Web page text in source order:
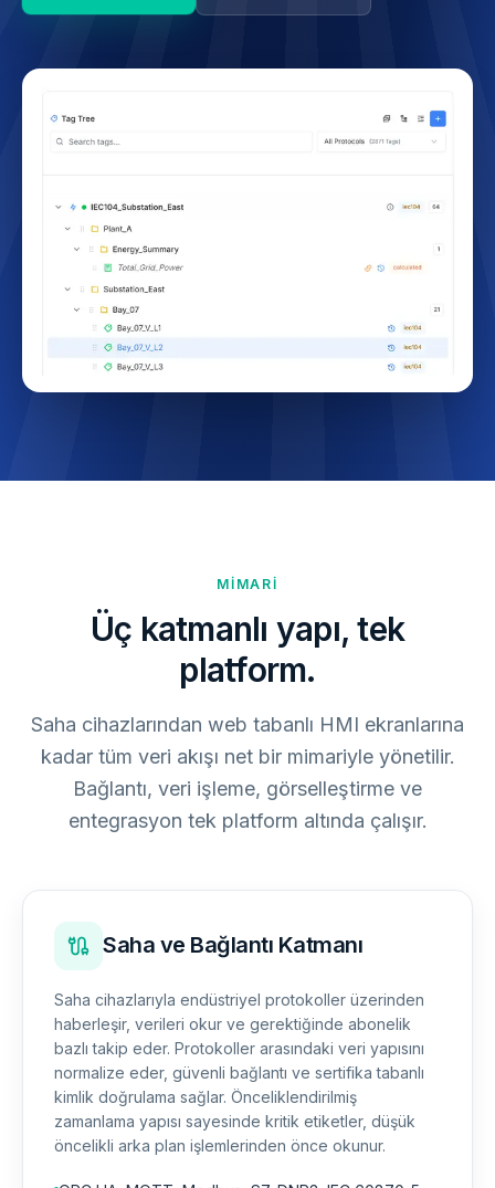
MIMARI
Üç katmanlı yapı, tek
platform.
Saha cihazlarından web tabanlı HMI ekranlarına
kadar tüm veri akışı net bir mimariyle yönetilir.
Bağlantı, veri işleme, görselleştirme ve
entegrasyon tek platform altında çalışır.
Saha ve Bağlantı Katmanı
Saha cihazlarıyla endüstriyel protokoller üzerinden
haberleşir, verileri okur ve gerektiğinde abonelik
bazlı takip eder. Protokoller arasındaki veri yapısını
normalize eder, güvenli bağlantı ve sertifika tabanlı
kimlik doğrulama sağlar. Önceliklendirilmiş
zamanlama yapısı sayesinde kritik etiketler, düşük
öncelikli arka plan işlemlerinden önce okunur.